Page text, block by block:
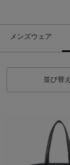
メンズウェア
並び替え